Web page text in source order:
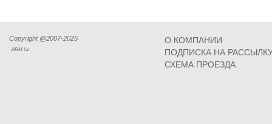
Copyright @2007-2025
ARM Llc
О КОМПАНИИ
ПОДПИСКА НА
СХЕМА ПРОЕЗДА